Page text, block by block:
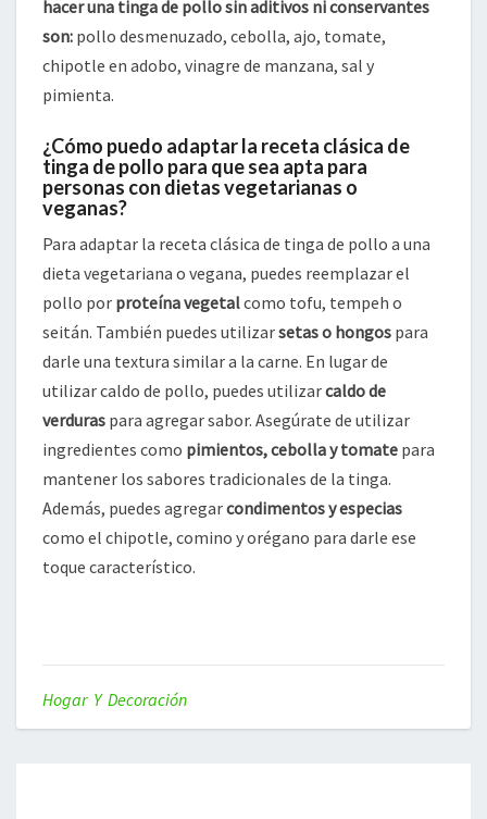
hacer una tinga de pollo sin aditivos ni conservantes
son: pollo desmenuzado, cebolla, ajo, tomate,
chipotle en adobo, vinagre de manzana, sal y
pimienta.
¿Cómo puedo adaptar la receta clásica de
tinga de pollo para que sea apta para
personas con dietas vegetarianas o
veganas?
Para adaptar la receta clásica de tinga de pollo a una
dieta vegetariana o vegana, puedes reemplazar el
pollo por proteína vegetalcomo tofu, tempeh o
seitán. También puedes utilizarsetas o hongos para
darle una textura similar a la carne. En lugar de
utilizar caldo de pollo, puedes utilizarcaldo de
verduras para agregar sabor. Asegúrate de utilizar
ingredientes como pimientos, cebolla y tomate para
mantener los sabores tradicionales de la tinga.
Además, puedes agregarcondimentos y especias
como el chipotle, comino y orégano para darle ese
toque característico.
Hogar Y Decoración